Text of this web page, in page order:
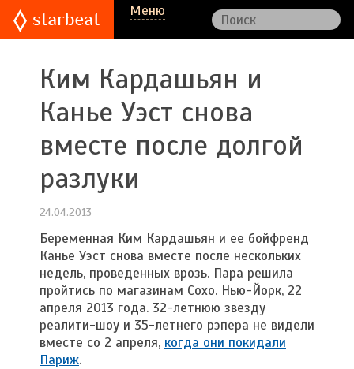
Меню
Ким Кардашьян и
Канье Уэст снова
вместе после долгой
разлуки
24.04.2013
Беременная Ким Кардашьян и ее бойфренд
Канье Уэст снова вместе после нескольких
недель, проведенных врозь. Пара решила
пройтись по магазинам Сохо. Нью-Йорк, 22
апреля 2013 года. 32-летнюю звезду
реалити-шоу и 35-летнего рэпера не видели
вместе со 2 апреля, когда они покидали
Париж.